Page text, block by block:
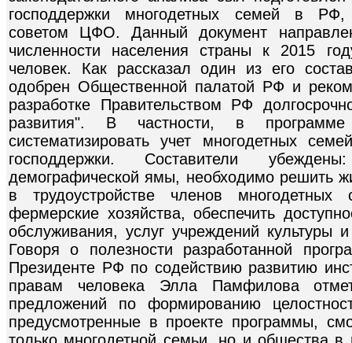
господдержки многодетных семей в РФ,
советом ЦФО. Данный документ
численности населения страны к 2015
человек. Как рассказал один из его
одобрен Общественной палатой РФ и
разработке Правительством РФ
развития". В частности, в программе
систематизировать учет многодетных
господдержки. Составители
демографической ямы, необходимо решить
в трудоустройстве членов
фермерские хозяйства, обеспечить
обслуживания, услуг учреждений культуры
Говоря о полезности разработанной
Президенте РФ по содействию развитию
правам человека Элла Памфилова
предложений по формированию
предусмотренные в проекте программы,